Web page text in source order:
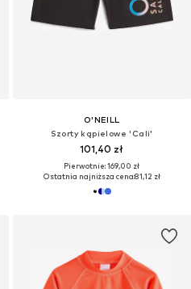
O'NEILL
Szorty kąpielowe 'Cali'
101,40 zł
Pierwotnie: 169,00 zł
Ostatnia najniższa cena:81,12 zł